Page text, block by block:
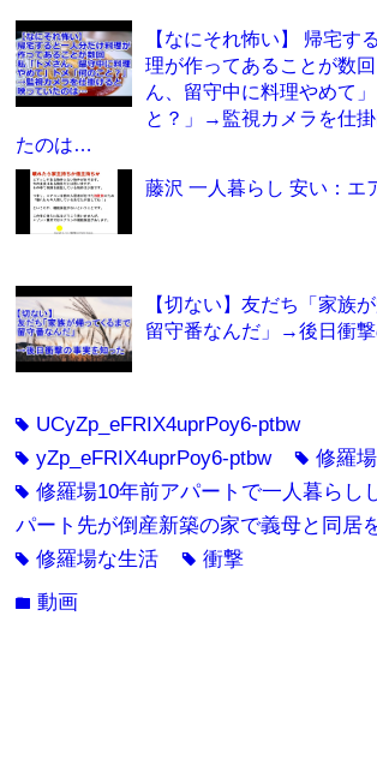
【なにそれ怖い】 帰宅す
理が作ってあることが数
ん、留守中に料理やめて
と？」→監視カメラを仕
たのは…
藤沢 一人暮らし 安い：エ
【切ない】友だち「家族
留守番なんだ」→後日衝
tag UCyZp_eFRIX4uprPoy6-ptbw
tagyZp_eFRIX4uprPoy6-ptbw tag修羅場
tag修羅場10年前アパートで一人暮らし
パート先が倒産新築の家で義母と同居
tag修羅場な生活 tag衝撃
folder動画